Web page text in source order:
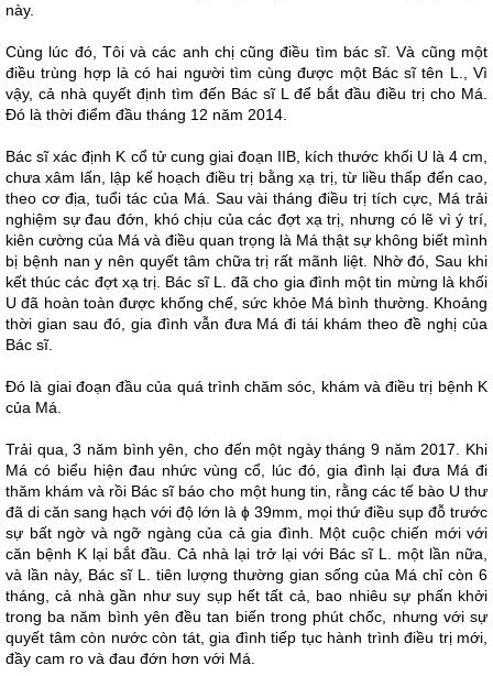
này.
Cùng lúc đó, Tôi và các anh chị cũng điều tìm bác sĩ. Và cũng một
điều trùng hợp là có hai người tìm cùng được một Bác sĩ tên L., Vì
vậy, cả nhà quyết định tìm đến Bác sĩ L để bắt đầu điều trị cho Má.
Đó là thời điểm đầu tháng 12 năm 2014.
Bác sĩ xác định K cổ tử cung giai đoạn IIB, kích thước khối U là 4 cm,
chưa xâm lấn, lập kế hoạch điều trị bằng xạ trị, từ liều thấp đến cao,
theo cơ địa, tuổi tác của Má. Sau vài tháng điều trị tích cực, Má trải
nghiệm sự đau đớn, khó chịu của các đợt xạ trị, nhưng có lẽ vì ý trí,
kiên cường của Má và điều quan trọng là Má thật sự không biết mình
bị bệnh nan y nên quyết tâm chữa trị rất mãnh liệt. Nhờ đó, Sau khi
kết thúc các đợt xạ trị. Bác sĩ L. đã cho gia đình một tin mừng là khối
U đã hoàn toàn được khống chế, sức khỏe Má bình thường. Khoảng
thời gian sau đó, gia đình vẫn đưa Má đi tái khám theo đề nghị của
Bác sĩ.
Đó là giai đoạn đầu của quá trình chăm sóc, khám và điều trị bệnh K
của Má.
Trải qua, 3 năm bình yên, cho đến một ngày tháng 9 năm 2017. Khi
Má có biểu hiện đau nhức vùng cổ, lúc đó, gia đình lại đưa Má đi
thăm khám và rồi Bác sĩ báo cho một hung tin, rằng các tế bào U thư
đã di căn sang hạch với độ lớn là ɸ 39mm, mọi thứ điều sụp đỗ trước
sự bất ngờ và ngỡ ngàng của cả gia đình. Một cuộc chiến mới với
căn bệnh K lại bắt đầu. Cả nhà lại trở lại với Bác sĩ L. một lần nữa,
và lần này, Bác sĩ L. tiên lượng thường gian sống của Má chỉ còn 6
tháng, cả nhà gần như suy sụp hết tất cả, bao nhiêu sự phấn khởi
trong ba năm bình yên đều tan biến trong phút chốc, nhưng với sự
quyết tâm còn nước còn tát, gia đình tiếp tục hành trình điều trị mới,
đầy cam ro và đau đớn hơn với Má.